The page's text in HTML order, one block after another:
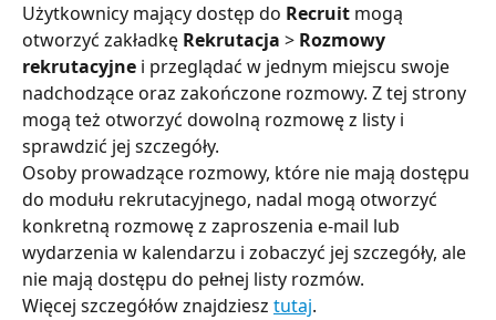
Użytkownicy mający dostęp do Recruit mogą
otworzyć zakładkę Rekrutacja > Rozmowy
rekrutacyjne i przeglądać w jednym miejscu swoje
nadchodzące oraz zakończone rozmowy. Z tej strony
mogą też otworzyć dowolną rozmowę z listy i
sprawdzić jej szczegóły.
Osoby prowadzące rozmowy, które nie mają dostępu
do modułu rekrutacyjnego, nadal mogą otworzyć
konkretną rozmowę z zaproszenia e-mail lub
wydarzenia w kalendarzu i zobaczyć jej szczegóły, ale
nie mają dostępu do pełnej listy rozmów.
Więcej szczegółów znajdziesz tutaj.